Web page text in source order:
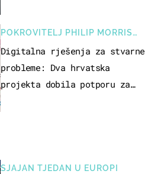
SJAJAN TJEDAN U EUROPI
POKROVITELJ PHILIP MORRIS
ZAGREB
Digitalna rješenja za stvarne
probleme: Dva hrvatska
projekta dobila potporu za